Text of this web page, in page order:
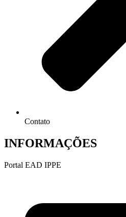
Contato
INFORMAÇÕES
Portal EAD IPPE